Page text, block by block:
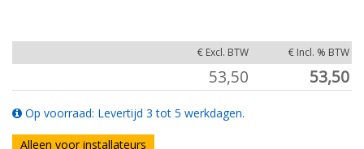
€ Excl. BTW € Incl. % BTW
53,50 53,50
Op voorraad: Levertijd 3 tot 5 werkdagen.
Alleen voor installateurs